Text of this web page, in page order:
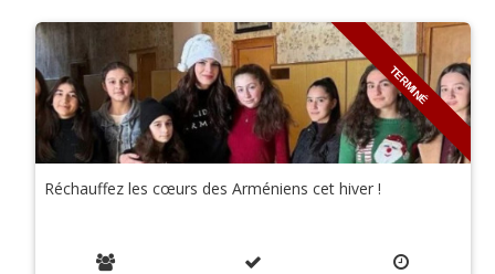
TERMINÉ
Réchauffez les cœurs des Arméniens cet hiver !